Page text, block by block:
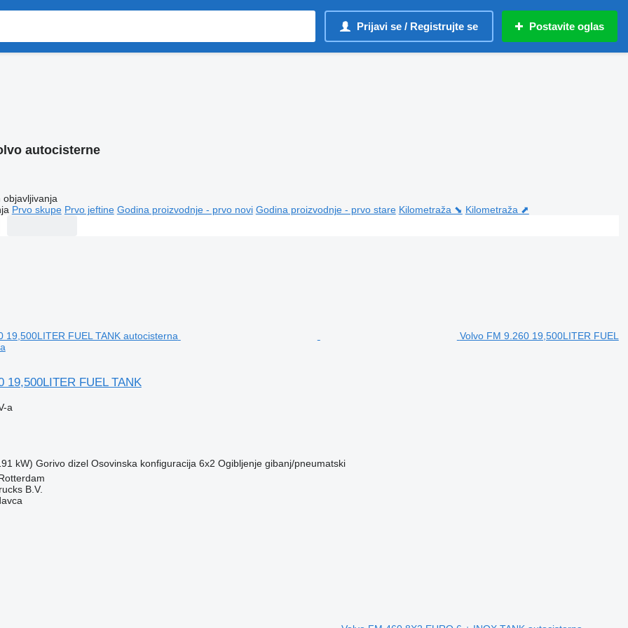
Prijavi se / Registrujte se Postavite oglas
autocisterne
objavljivanja
Prvo skupe Prvo jeftine Godina proizvodnje - prvo novi Godina proizvodnje - prvo stare Kilometraža ⬊ Kilometraža ⬈
Volvo FM 9.260 19,500LITER FUEL
19,500LITER FUEL TANK
a
kW) Gorivo dizel Osovinska konfiguracija 6x2 Ogibljenje gibanj/pneumatski
B.V.